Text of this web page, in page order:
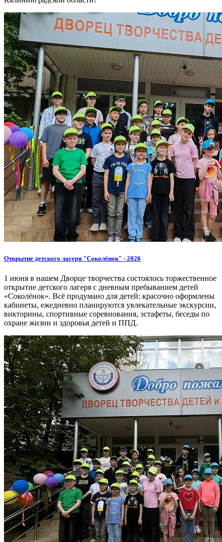
Открытие детского лагеря "Соколёнок" - 2026
1 июня в нашем Дворце творчества состоялось торжественное
открытие детского лагеря с дневным пребыванием детей
«Соколёнок». Всё продумано для детей: красочно оформлены
кабинеты, ежедневно планируются увлекательные экскурсии,
викторины, спортивные соревнования, эстафеты, беседы по
охране жизни и здоровья детей и ППД.